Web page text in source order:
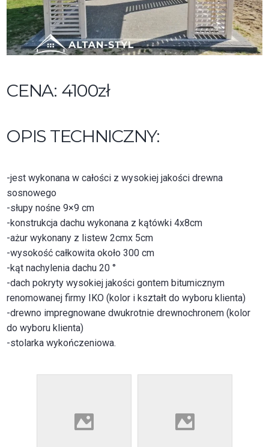
CENA: 4100zł
OPIS TECHNICZNY:
-jest wykonana w całości z wysokiej jakości drewna
sosnowego
-słupy nośne 9×9 cm
-konstrukcja dachu wykonana z kątówki 4x8cm
-ażur wykonany z listew 2cmx 5cm
-wysokość całkowita około 300 cm
-kąt nachylenia dachu 20 °
-dach pokryty wysokiej jakości gontem bitumicznym
renomowanej firmy IKO (kolor i kształt do wyboru klienta)
-drewno impregnowane dwukrotnie drewnochronem (kolor
do wyboru klienta)
-stolarka wykończeniowa.